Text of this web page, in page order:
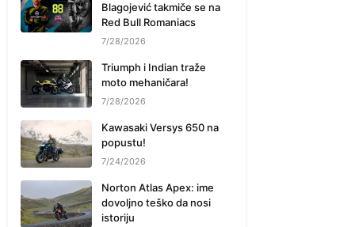
Blagojević takmiče se na
Red Bull Romaniacs
7/28/2026
Triumph i Indian traže
moto mehaničara!
7/28/2026
Kawasaki Versys 650 na
popustu!
7/24/2026
Norton Atlas Apex: ime
dovoljno teško da nosi
istoriju